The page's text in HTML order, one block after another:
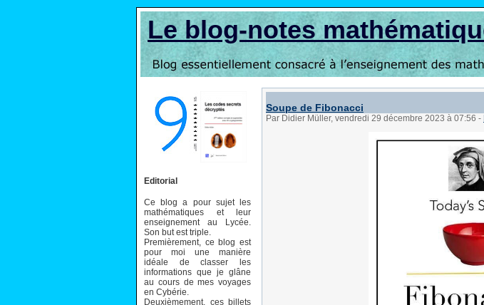
Le blog-notes
Editorial
Ce blog a pour sujet les
mathématiques et leur
enseignement au Lycée.
Son but est triple.
Premièrement, ce blog est
pour moi une manière
idéale de classer les
informations que je glâne
au cours de mes voyages
en Cybérie.
Deuxièmement, ces billets
Soupe de Fibonacci
Par Didier Müller, vendredi 29 décembre 2023 à 07:56 -